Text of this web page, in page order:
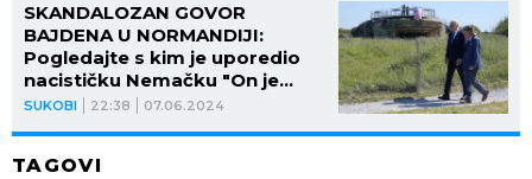
SUKOBI 22:38 07.06.2024
SKANDALOZAN GOVOR
BAJDENA U NORMANDIJI:
Pogledajte s kim je uporedio
nacističku Nemačku "On je
pretnja po demokratiju!"
TAGOVI